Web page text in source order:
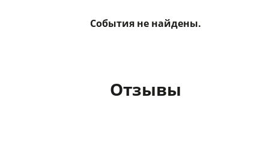
События не найдены.
Отзывы